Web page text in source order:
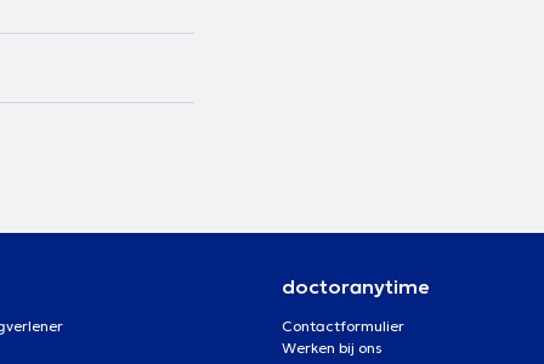
doctoranytime
Contactformulier
Werken bij ons